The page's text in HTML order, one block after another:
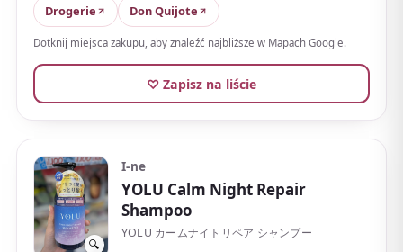
jakości do ceny, łatwy do zabrania w podróż.
Drogerie
Don Quijote
Dotknij miejsca zakupu, aby znaleźć najbliższe w Mapach Google.
♡ Zapisz na liście
🔍
I-ne
YOLU Calm Night Repair
Shampoo
YOLU カームナイトリペア シャンプー